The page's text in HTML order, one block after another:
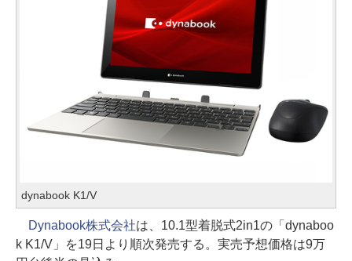
dynabook K1/V
Dynabook株式会社は、10.1型着脱式2in1の「dynaboo
k K1/V」を19日より順次発売する。実売予想価格は9万